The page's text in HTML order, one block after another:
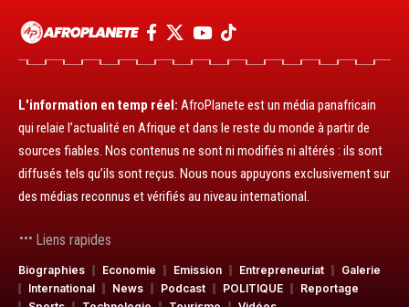
L'information en temp réel: AfroPlanete est un média panafricain
qui relaie l’actualité en Afrique et dans le reste du monde à partir de
sources fiables. Nos contenus ne sont ni modifiés ni altérés : ils sont
diffusés tels qu’ils sont reçus. Nous nous appuyons exclusivement sur
des médias reconnus et vérifiés au niveau international.
Liens rapides
Biographies Economie Emission Entrepreneuriat
Galerie
International
News Podcast POLITIQUE
Reportage